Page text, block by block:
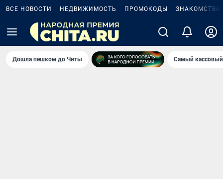
ВСЕ НОВОСТИ НЕДВИЖИМОСТЬ ПРОМОКОДЫ ЗНАКОМСТВА
Дошла пешком до Читы Самый